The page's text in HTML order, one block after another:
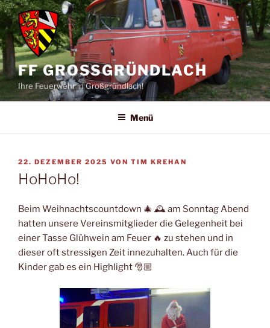
Zum
Inhalt
springen
FF GROSSGRÜNDLACH
Ihre Feuerwehr in Großgründlach!
Menü
VERÖFFENTLICHT
AM
22. DEZEMBER 2025 VON TIM KREHAN
HoHoHo!
Beim Weihnachtscountdown 🎄 🕰️ am Sonntag Abend
hatten unsere Vereinsmitglieder die Gelegenheit bei
einer Tasse Glühwein am Feuer 🔥 zu stehen und in
dieser oft stressigen Zeit innezuhalten. Auch für die
Kinder gab es ein Highlight 🎅🏼